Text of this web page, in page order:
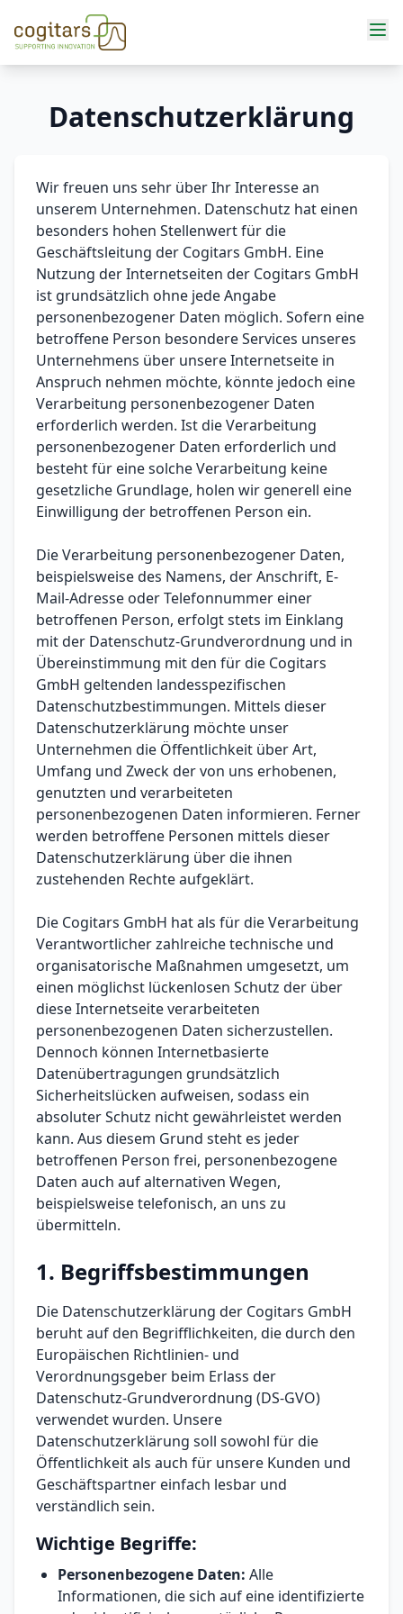
Datenschutzerklärung
Wir freuen uns sehr über Ihr Interesse an
unserem Unternehmen. Datenschutz hat einen
besonders hohen Stellenwert für die
Geschäftsleitung der Cogitars GmbH. Eine
Nutzung der Internetseiten der Cogitars GmbH
ist grundsätzlich ohne jede Angabe
personenbezogener Daten möglich. Sofern eine
betroffene Person besondere Services unseres
Unternehmens über unsere Internetseite in
Anspruch nehmen möchte, könnte jedoch eine
Verarbeitung personenbezogener Daten
erforderlich werden. Ist die Verarbeitung
personenbezogener Daten erforderlich und
besteht für eine solche Verarbeitung keine
gesetzliche Grundlage, holen wir generell eine
Einwilligung der betroffenen Person ein.
Die Verarbeitung personenbezogener Daten,
beispielsweise des Namens, der Anschrift, E-
Mail-Adresse oder Telefonnummer einer
betroffenen Person, erfolgt stets im Einklang
mit der Datenschutz-Grundverordnung und in
Übereinstimmung mit den für die Cogitars
GmbH geltenden landesspezifischen
Datenschutzbestimmungen. Mittels dieser
Datenschutzerklärung möchte unser
Unternehmen die Öffentlichkeit über Art,
Umfang und Zweck der von uns erhobenen,
genutzten und verarbeiteten
personenbezogenen Daten informieren. Ferner
werden betroffene Personen mittels dieser
Datenschutzerklärung über die ihnen
zustehenden Rechte aufgeklärt.
Die Cogitars GmbH hat als für die Verarbeitung
Verantwortlicher zahlreiche technische und
organisatorische Maßnahmen umgesetzt, um
einen möglichst lückenlosen Schutz der über
diese Internetseite verarbeiteten
personenbezogenen Daten sicherzustellen.
Dennoch können Internetbasierte
Datenübertragungen grundsätzlich
Sicherheitslücken aufweisen, sodass ein
absoluter Schutz nicht gewährleistet werden
kann. Aus diesem Grund steht es jeder
betroffenen Person frei, personenbezogene
Daten auch auf alternativen Wegen,
beispielsweise telefonisch, an uns zu
übermitteln.
1. Begriffsbestimmungen
Die Datenschutzerklärung der Cogitars GmbH
beruht auf den Begrifflichkeiten, die durch den
Europäischen Richtlinien- und
Verordnungsgeber beim Erlass der
Datenschutz-Grundverordnung (DS-GVO)
verwendet wurden. Unsere
Datenschutzerklärung soll sowohl für die
Öffentlichkeit als auch für unsere Kunden und
Geschäftspartner einfach lesbar und
verständlich sein.
Wichtige Begriffe:
Personenbezogene Daten: Alle
Informationen, die sich auf eine identifizierte